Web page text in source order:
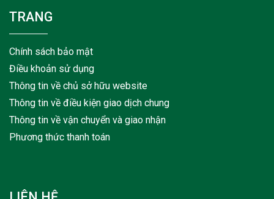
TRANG
Chính sách bảo mật
Điều khoản sử dụng
Thông tin về chủ sở hữu website
Thông tin về điều kiện giao dịch chung
Thông tin về vận chuyển và giao nhận
Phương thức thanh toán